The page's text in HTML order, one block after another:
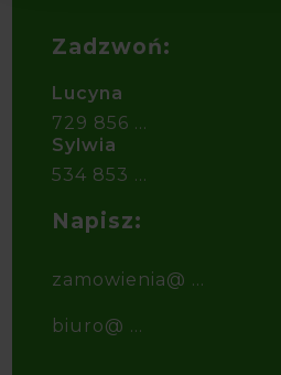
Zadzwoń:
Lucyna
729 856 ...
Sylwia
534 853 ...
Napisz:
zamowienia@ ...
biuro@ ...